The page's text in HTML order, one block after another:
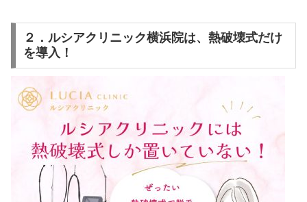
２．ルシアクリニック横浜院は、熱破壊式だけ
を導入！